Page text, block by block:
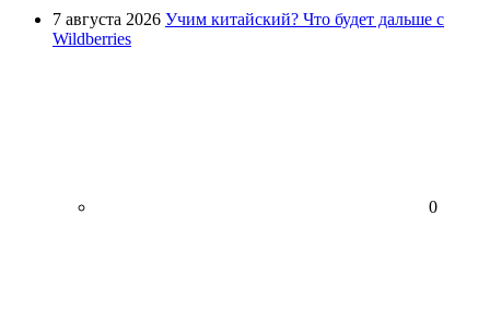
7 августа 2026 Учим китайский? Что будет дальше с
Wildberries
0